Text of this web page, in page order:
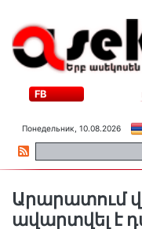
FB
Понедельник, 10.08.2026
Արարատում
ավարտվել է